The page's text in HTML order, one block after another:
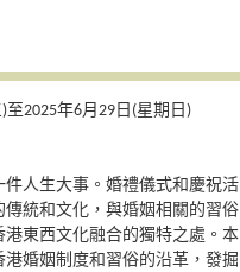
至2025年6月29日(星期日)
人生大事。婚禮儀式和慶祝活
統和文化，與婚姻相關的習俗
東西文化融合的獨特之處。本
婚姻制度和習俗的沿革，發掘